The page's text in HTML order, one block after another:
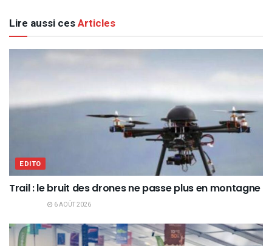
Lire aussi cesArticles
EDITO
Trail : le bruit des drones ne passe plus en montagne
6 AOÛT 2026